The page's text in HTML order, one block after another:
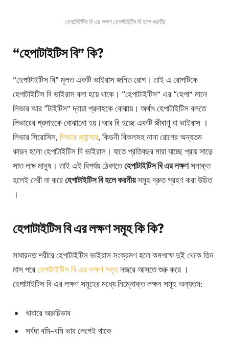
হেপাটাইটিস বি এর লক্ষণ হেপাটাইটিস বি হলে করনীয়
“হেপাটাইটিস বি”কি?
“হেপাটাইটিস বি” মূলত একটি ভাইরাস জনিত রোগ। তাই এ রোগটিকে
হেপাটাইটিস বি ভাইরাস বলা হয়ে থাকে। “হেপাটাইটিস” এর “হেপা” মানে
লিভার আর “টাইটিস” দ্বারা প্রদাহকে বোঝায়। অর্থাৎ হেপাটাইটিস বলতে
লিভারের প্রদাহকে বোঝানো হয়।আর বি হচ্ছে একটি জীবাণু বা ভাইরাস ।
লিভার সিরোসিস, লিভার ক্যান্সার, কিডনী বিকলসহ নানা রোগের অন্যতম
কারন হলো হেপাটাইটিস বি ভাইরাস। যাতে প্রতিবছর মারা যাচ্ছে প্রায় সাড়ে
সাত লক্ষ মানুষ। তাই এই বিপর্যয় ঠেকাতেহেপাটাইটিস বি এর লক্ষণসনাক্ত
হলেই দেরী না করেহেপাটাইটিস বি হলে করনীয়সমূহ দ্রুত গ্রহণ করা উচিত
।
হেপাটাইটিস বি এর লক্ষণ সমূহ কি কি?
সাধারনত শরীরে হেপাটাইটিস ভাইরাস সংক্রমণ হলে কমপক্ষে দুই থেকে তিন
মাস পরেহেপাটাইটিস বি এর লক্ষণ সমূহনজরে আসতে শুরু করে ।
হেপাটাইটিস বি এর লক্ষণ সমূহের মধ্যে নিম্নোক্ত লক্ষন সমূহ অন্যতম:
খাবারে অরুচিভাব
সর্বদা বমি-বমি ভাব লেগেই থাকে